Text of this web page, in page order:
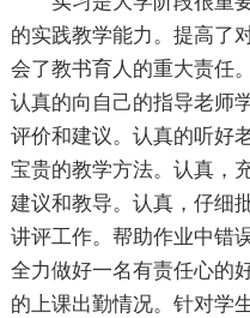
的实践教学能力。提高了
会了教书育人的重大责任
认真的向自己的指导老师
评价和建议。认真的听好
宝贵的教学方法。认真，
建议和教导。认真，仔细
讲评工作。帮助作业中错
全力做好一名有责任心的
的上课出勤情况。针对学